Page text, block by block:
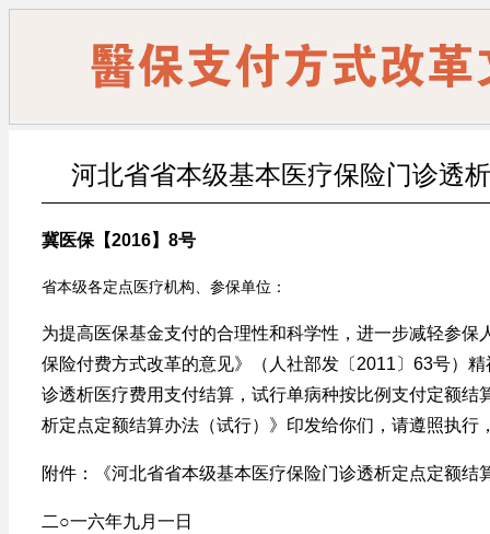
河北省省本级基本医疗保险门诊透
冀医保【2016】8号
省本级各定点医疗机构、参保单位：
为提高医保基金支付的合理性和科学性，进一步减轻参
保险付费方式改革的意见》（人社部发〔2011〕63号）
诊透析医疗费用支付结算，试行单病种按比例支付定额
析定点定额结算办法（试行）》印发给你们，请遵照执
附件：《河北省省本级基本医疗保险门诊透析定点定额结
二○一六年九月一日